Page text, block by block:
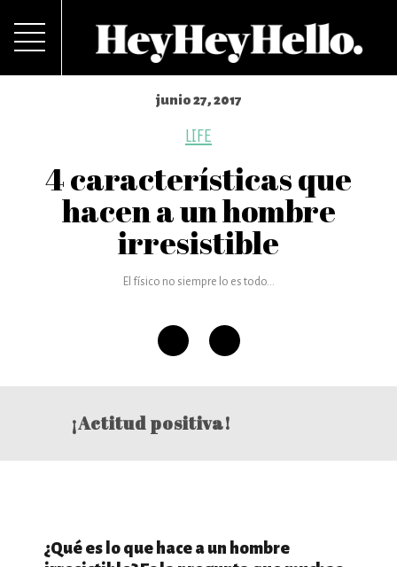
junio 27, 2017
LIFE
4 características que
hacen a un hombre
irresistible
El físico no siempre lo es todo...
¡Actitud positiva!
¿Qué es lo que hace a un hombre